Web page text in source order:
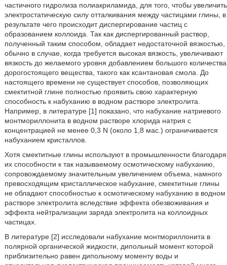
частичного гидролиза полиакриламида, для того, чтобы увеличить
электростатическую силу отталкивания между частицами глины, в
результате чего происходит диспергирование частиц с
образованием коллоида. Так как диспергированный раствор,
полученный таким способом, обладает недостаточной вязкостью,
обычно в случае, когда требуется высокая вязкость, увеличивают
вязкость до желаемого уровня добавлением большого количества
дорогостоящего вещества, такого как ксантановая смола. До
настоящего времени не существует способов, позволяющих
смектитной глине полностью проявить свою характерную
способность к набуханию в водном растворе электролита.
Например, в литературе [1] показано, что набухание натриевого
монтмориллонита в водном растворе хлорида натрия с
концентрацией не менее 0,3 N (около 1,8 маc.) ограничивается
набуханием кристаллов.
Хотя смектитные глины используют в промышленности благодаря
их способности к так называемому осмотическому набуханию,
сопровождаемому значительным увеличением объема, намного
превосходящим кристаллическое набухание, смектитные глины
не обладают способностью к осмотическому набуханию в водном
растворе электролита вследствие эффекта обезвоживания и
эффекта нейтрализации заряда электролита на коллоидных
частицах.
В литературе [2] исследовали набухание монтмориллонита в
полярной органической жидкости, дипольный момент которой
приблизительно равен дипольному моменту воды и